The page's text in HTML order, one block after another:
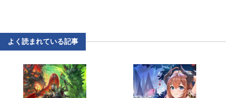
よく読まれている記事